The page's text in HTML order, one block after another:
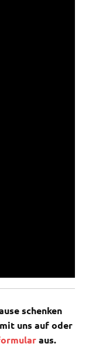
schenken
mit uns auf oder
aus.